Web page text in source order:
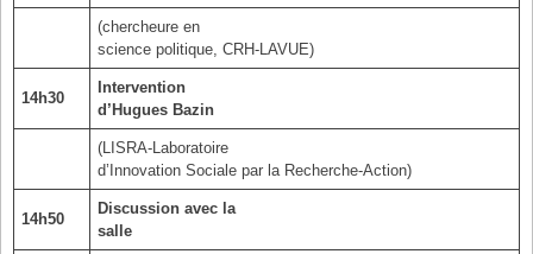
(chercheure en
science politique, CRH-LAVUE)
14h30
Intervention
d’Hugues Bazin
(LISRA-Laboratoire
d’Innovation Sociale par la Recherche-Action)
14h50
Discussion avec la
salle